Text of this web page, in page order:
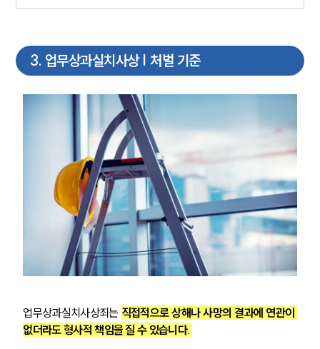
3. 업무상과실치사상 | 처벌 기준
업무상과실치사상죄는 직접적으로 상해나 사망의 결과에 연관이
없더라도 형사적 책임을 질 수 있습니다.